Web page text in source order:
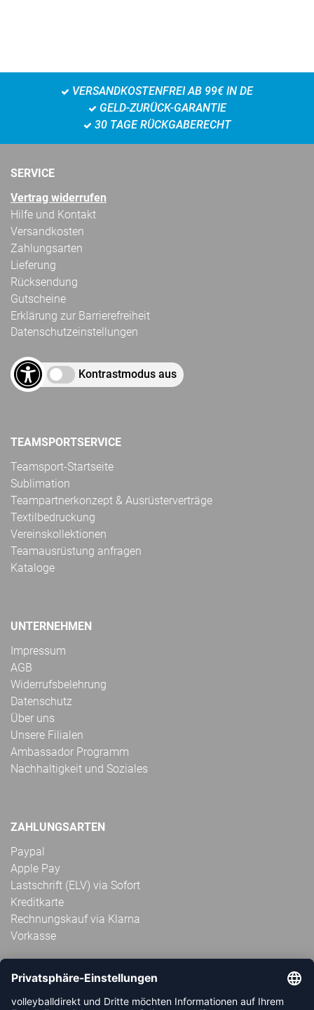
VERSANDKOSTENFREI AB 99€ IN DE
GELD-ZURÜCK-GARANTIE
30 TAGE RÜCKGABERECHT
SERVICE
Vertrag widerrufen
Hilfe und Kontakt
Versandkosten
Zahlungsarten
Lieferung
Rücksendung
Gutscheine
Erklärung zur Barrierefreiheit
Datenschutzeinstellungen
Kontrastmodus aus
TEAMSPORTSERVICE
Teamsport-Startseite
Sublimation
Teampartnerkonzept & Ausrüsterverträge
Textilbedruckung
Vereinskollektionen
Teamausrüstung anfragen
Kataloge
UNTERNEHMEN
Impressum
AGB
Widerrufsbelehrung
Datenschutz
Über uns
Unsere Filialen
Ambassador Programm
Nachhaltigkeit und Soziales
ZAHLUNGSARTEN
Paypal
Apple Pay
Lastschrift (ELV) via Sofort
Kreditkarte
Rechnungskauf via Klarna
Vorkasse
ABONNIERE JETZT DEN KOSTENLOSEN
VOLLEYBALLDIREKT-NEWSLETTER UND VERPASSE KEINE